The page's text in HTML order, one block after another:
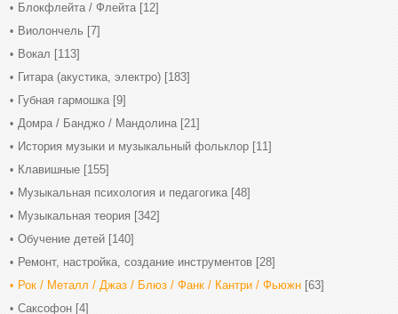
Блокфлейта / Флейта [12]
Виолончель [7]
Вокал [113]
Гитара (акустика, электро) [183]
Губная гармошка [9]
Домра / Банджо / Мандолина [21]
История музыки и музыкальный фольклор [11]
Клавишные [155]
Музыкальная психология и педагогика [48]
Музыкальная теория [342]
Обучение детей [140]
Ремонт, настройка, создание инструментов [28]
Рок / Металл / Джаз / Блюз / Фанк / Кантри / Фьюжн [63]
Саксофон [4]